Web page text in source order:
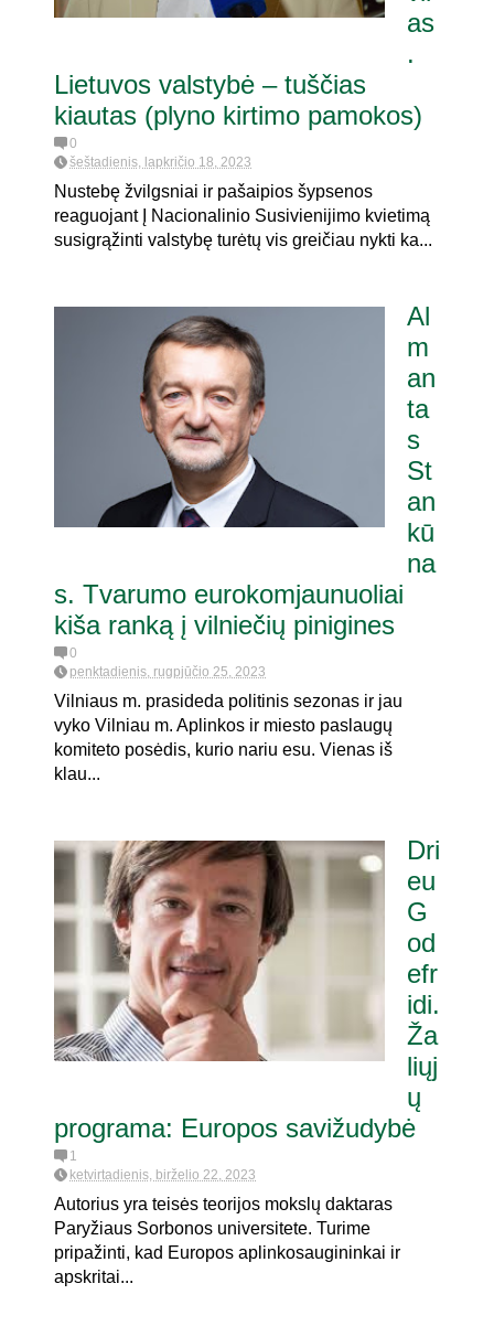
as
.
Lietuvos valstybė – tuščias
kiautas (plyno kirtimo pamokos)
0
šeštadienis, lapkričio 18, 2023
Nustebę žvilgsniai ir pašaipios šypsenos
reaguojant Į Nacionalinio Susivienijimo kvietimą
susigrąžinti valstybę turėtų vis greičiau nykti ka...
Al
m
an
ta
s
St
an
kū
na
s. Tvarumo eurokomjaunuoliai
kiša ranką į vilniečių pinigines
0
penktadienis, rugpjūčio 25, 2023
Vilniaus m. prasideda politinis sezonas ir jau
vyko Vilniau m. Aplinkos ir miesto paslaugų
komiteto posėdis, kurio nariu esu. Vienas iš
klau...
Dri
eu
G
od
efr
idi.
Ža
liųj
ų
programa: Europos savižudybė
1
ketvirtadienis, birželio 22, 2023
Autorius yra teisės teorijos mokslų daktaras
Paryžiaus Sorbonos universitete. Turime
pripažinti, kad Europos aplinkosaugininkai ir
apskritai...